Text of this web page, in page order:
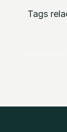
Tags